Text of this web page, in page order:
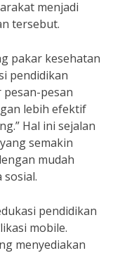
menjadi
tersebut.
pakar kesehatan
pendidikan
pesan
lebih efektif
Hal ini sejalan
semakin
mudah
sosial.
pendidikan
mobile.
menyediakan